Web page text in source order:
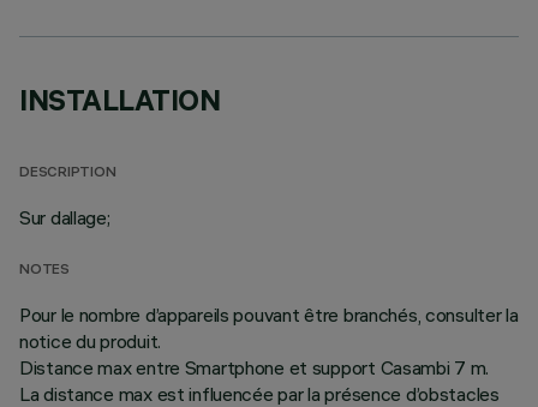
INSTALLATION
DESCRIPTION
Sur dallage;
NOTES
Pour le nombre d’appareils pouvant être branchés, consulter la
notice du produit.
Distance max entre Smartphone et support Casambi 7 m.
La distance max est influencée par la présence d’obstacles